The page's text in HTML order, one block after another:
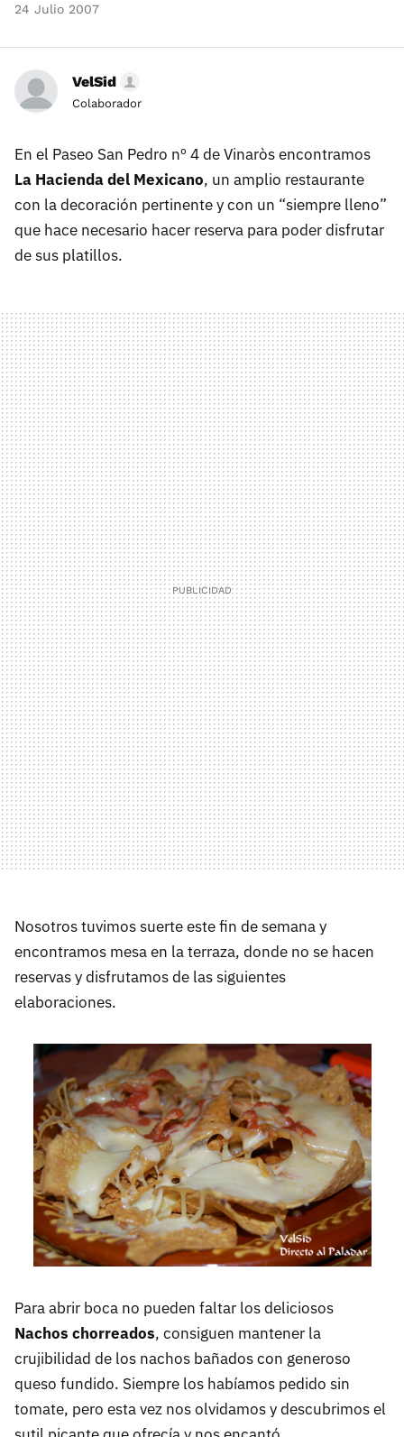
24 Julio 2007
VelSid
Colaborador
En el Paseo San Pedro nº 4 de Vinaròs encontramos
La Hacienda del Mexicano, un amplio restaurante
con la decoración pertinente y con un “siempre lleno”
que hace necesario hacer reserva para poder disfrutar
de sus platillos.
Nosotros tuvimos suerte este fin de semana y
encontramos mesa en la terraza, donde no se hacen
reservas y disfrutamos de las siguientes
elaboraciones.
Para abrir boca no pueden faltar los deliciosos
Nachos chorreados, consiguen mantener la
crujibilidad de los nachos bañados con generoso
queso fundido. Siempre los habíamos pedido sin
tomate, pero esta vez nos olvidamos y descubrimos el